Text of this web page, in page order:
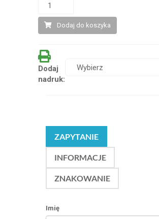
Dodaj do koszyka
Dodaj
nadruk:
ZAPYTANIE
INFORMACJE
ZNAKOWANIE
Imię